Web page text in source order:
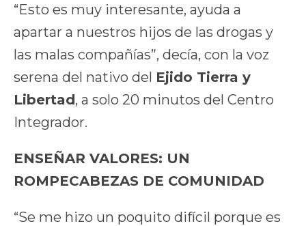
“Esto es muy interesante, ayuda a
apartar a nuestros hijos de las drogas y
las malas compañías”, decía, con la voz
serena del nativo del Ejido Tierra y
Libertad, a solo 20 minutos del Centro
Integrador.
ENSEÑAR VALORES: UN
ROMPECABEZAS DE COMUNIDAD
“Se me hizo un poquito difícil porque es